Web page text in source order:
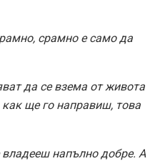
срамно е само да
да се взема от живота
ще го направиш, това
владееш напълно добре. А